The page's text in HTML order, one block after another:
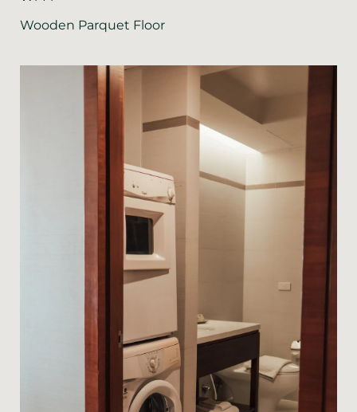
Wooden Parquet Floor